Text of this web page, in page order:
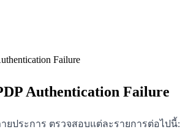
Failure
Authentication Failure
ยประการ ตรวจสอบแต่ละรายการต่อไปนี้: